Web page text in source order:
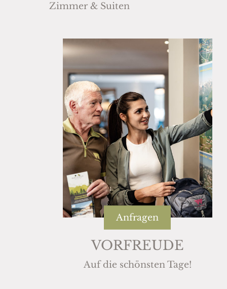
Zimmer & Suiten
Anfragen
VORFREUDE
Auf die schönsten Tage!